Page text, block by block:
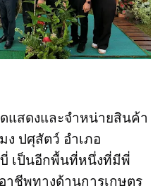
แสดงและจำหน่ายสินค้า
ง ปศุสัตว์ อำเภอ
เป็นอีกพื้นที่หนึ่งที่มีพี่
าชีพทางด้านการเกษตร